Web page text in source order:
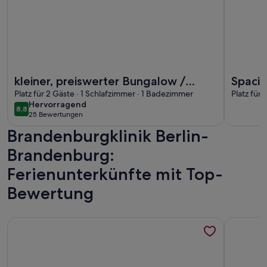
kleiner, preiswerter Bungalow /
Unterkunft in der Nähe v Berlin S-
Bahn Anschluss
Platz für 2 Gäste · 1 Schlafzimmer · 1 Badezimmer
8,88,8 von 10
Hervorragend
hervorragend
25 Bewertungen
(25
bewertungen)
Platz für
Brandenburgklinik Berlin-
Brandenburg:
Ferienunterkünfte mit Top-
Bewertung
Weitere Infos zu Ferienhaus 'Schatz' mit privater Terrasse